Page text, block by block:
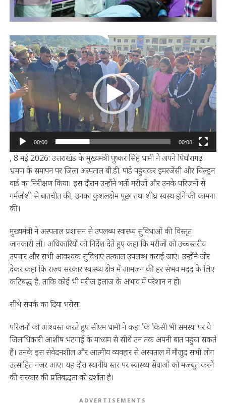
Video
Player
00:00 00:08
, 8 मई 2026: उत्तराखंड के मुख्यमंत्री पुष्कर सिंह धामी ने अपने पिथौरागढ़
भ्रमण के समापन पर जिला अस्पताल बी.डी. पांडे पहुंचकर इमरजेंसी और चिल्ड्रन
वार्ड का निरीक्षण किया। इस दौरान उन्होंने भर्ती मरीजों और उनके परिजनों से
गर्मजोशी से बातचीत की, उनका कुशलक्षेम पूछा तथा शीघ्र स्वस्थ होने की कामना
की।
मुख्यमंत्री ने अस्पताल प्रशासन से उपलब्ध स्वास्थ्य सुविधाओं की विस्तृत
जानकारी ली। अधिकारियों को निर्देश देते हुए कहा कि मरीजों को उच्चस्तरीय
उपचार और सभी आवश्यक सुविधाएं तत्काल उपलब्ध कराई जाएं। उन्होंने जोर
देकर कहा कि राज्य सरकार स्वास्थ्य क्षेत्र में आमजन की हर संभव मदद के लिए
कटिबद्ध है, ताकि कोई भी मरीज इलाज के अभाव में परेशान न हो।
सीधे संपर्क का दिया भरोसा
परिजनों को आश्वस्त करते हुए सीएम धामी ने कहा कि किसी भी समस्या पर वे
जिलाधिकारी आशीष भटगांई के माध्यम से सीधे उन तक अपनी बात पहुंचा सकते
हैं। उनके इस संवेदनशील और आत्मीय व्यवहार से अस्पताल में मौजूद सभी लोग
उत्साहित नजर आए। यह दौरा स्थानीय स्तर पर स्वास्थ्य सेवाओं को मजबूत करने
की सरकार की प्रतिबद्धता को दर्शाता है।
ADVERTISEMENTS